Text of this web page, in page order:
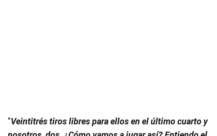
"Veintitrés tiros libres para ellos en el último cuarto y